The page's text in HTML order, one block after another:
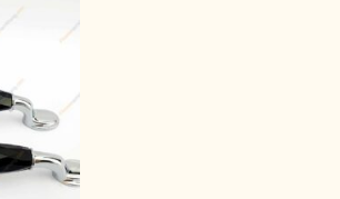
558,000₫